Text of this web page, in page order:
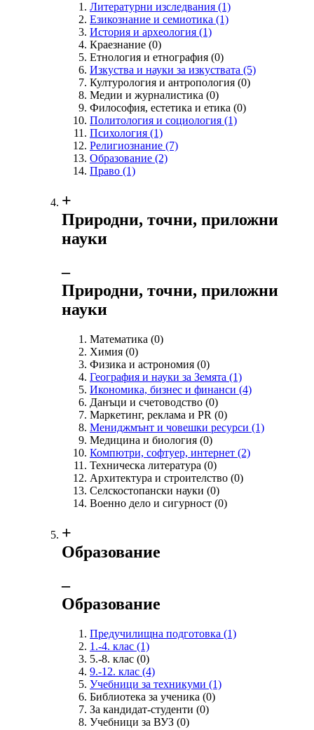
Литературни изследвания (1)
Езикознание и семиотика (1)
История и археология (1)
Краезнание (0)
Етнология и етнография (0)
Изкуства и науки за изкуствата (5)
Културология и антропология (0)
Медии и журналистика (0)
Философия, естетика и етика (0)
Политология и социология (1)
Психология (1)
Религиознание (7)
Образование (2)
Право (1)
+
Природни, точни, приложни
науки
‒
Природни, точни, приложни
науки
Математика (0)
Химия (0)
Физика и астрономия (0)
География и науки за Земята (1)
Икономика, бизнес и финанси (4)
Данъци и счетоводство (0)
Маркетинг, реклама и PR (0)
Мениджмънт и човешки ресурси (1)
Медицина и биология (0)
Компютри, софтуер, интернет (2)
Техническа литература (0)
Архитектура и строителство (0)
Селскостопански науки (0)
Военно дело и сигурност (0)
+
Образование
‒
Образование
Предучилищна подготовка (1)
1.-4. клас (1)
5.-8. клас (0)
9.-12. клас (4)
Учебници за техникуми (1)
Библиотека за ученика (0)
За кандидат-студенти (0)
Учебници за ВУЗ (0)